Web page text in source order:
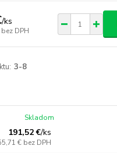
/ks
bez DPH
3-8
191,52 €/ks
€ bez DPH
Skladom